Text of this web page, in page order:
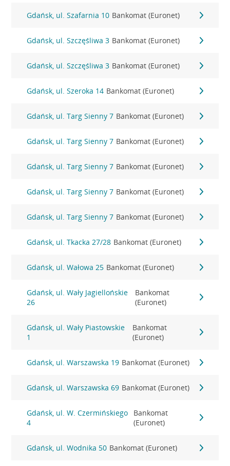
Gdańsk, ul. Szafarnia 10 Bankomat (Euronet)
Gdańsk, ul. Szczęśliwa 3 Bankomat (Euronet)
Gdańsk, ul. Szczęśliwa 3 Bankomat (Euronet)
Gdańsk, ul. Szeroka 14 Bankomat (Euronet)
Gdańsk, ul. Targ Sienny 7 Bankomat (Euronet)
Gdańsk, ul. Targ Sienny 7 Bankomat (Euronet)
Gdańsk, ul. Targ Sienny 7 Bankomat (Euronet)
Gdańsk, ul. Targ Sienny 7 Bankomat (Euronet)
Gdańsk, ul. Targ Sienny 7 Bankomat (Euronet)
Gdańsk, ul. Tkacka 27/28 Bankomat (Euronet)
Gdańsk, ul. Wałowa 25 Bankomat (Euronet)
Gdańsk, ul. Wały Jagiellońskie
26
Bankomat
(Euronet)
Gdańsk, ul. Wały Piastowskie
1
Bankomat
(Euronet)
Gdańsk, ul. Warszawska 19 Bankomat (Euronet)
Gdańsk, ul. Warszawska 69 Bankomat (Euronet)
Gdańsk, ul. W. Czermińskiego
4
Bankomat
(Euronet)
Gdańsk, ul. Wodnika 50 Bankomat (Euronet)